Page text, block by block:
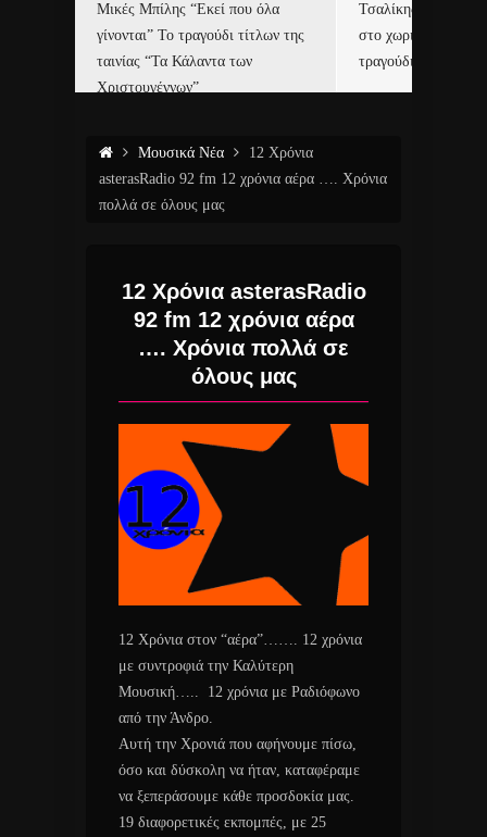
Μικές Μπίλης “Εκεί που όλα
γίνονται” Το τραγούδι τίτλων της
ταινίας “Τα Κάλαντα των
Χριστουγέννων”
Τσαλίκης,
στο χωριό του Άι
τραγούδι και video
Μουσικά Νέα
12 Χρόνια
asterasRadio 92 fm 12 χρόνια αέρα …. Χρόνια
πολλά σε όλους μας
12 Χρόνια asterasRadio
92 fm 12 χρόνια αέρα
…. Χρόνια πολλά σε
όλους μας
12 Χρόνια στον “αέρα”……. 12 χρόνια
με συντροφιά την Καλύτερη
Μουσική….. 12 χρόνια με Ραδιόφωνο
από την Άνδρο.
Αυτή την Χρονιά που αφήνουμε πίσω,
όσο και δύσκολη να ήταν, καταφέραμε
να ξεπεράσουμε κάθε προσδοκία μας.
19 διαφορετικές εκπομπές, με 25